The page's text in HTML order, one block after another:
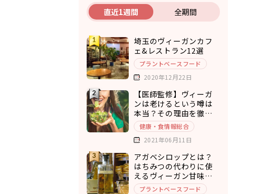
直近1週間 全期間
埼玉のヴィーガンカフ
ェ&レストラン12選
プラントベースフード
2020年12月22日
【医師監修】ヴィーガ
ンは老けるという噂は
本当？その理由を徹底
考察
健康・食情報総合
2021年06月11日
アガベシロップとは？
はちみつの代わりに使
えるヴィーガン甘味料8
選プラントベースフード